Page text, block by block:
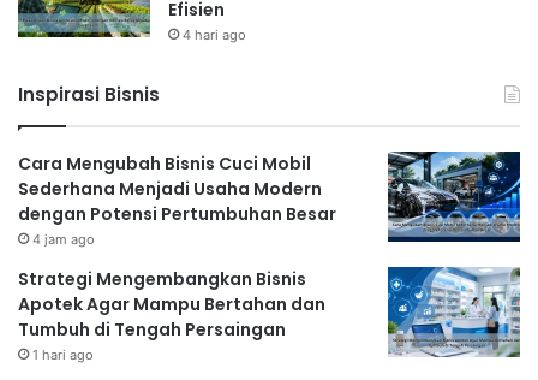
Efisien
4 hari ago
Inspirasi Bisnis
Cara Mengubah Bisnis Cuci Mobil
Sederhana Menjadi Usaha Modern
dengan Potensi Pertumbuhan Besar
4 jam ago
Strategi Mengembangkan Bisnis
Apotek Agar Mampu Bertahan dan
Tumbuh di Tengah Persaingan
1 hari ago